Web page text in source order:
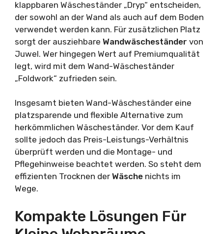
klappbaren Wäscheständer „Dryp“ entscheiden,
der sowohl an der Wand als auch auf dem Boden
verwendet werden kann. Für zusätzlichen Platz
sorgt der ausziehbare Wandwäscheständer von
Juwel. Wer hingegen Wert auf Premiumqualität
legt, wird mit dem Wand-Wäscheständer
„Foldwork“ zufrieden sein.
Insgesamt bieten Wand-Wäscheständer eine
platzsparende und flexible Alternative zum
herkömmlichen Wäscheständer. Vor dem Kauf
sollte jedoch das Preis-Leistungs-Verhältnis
überprüft werden und die Montage- und
Pflegehinweise beachtet werden. So steht dem
effizienten Trocknen der Wäsche nichts im
Wege.
Kompakte Lösungen Für